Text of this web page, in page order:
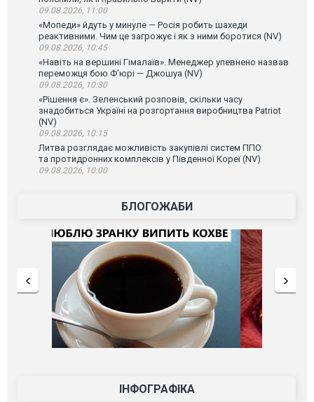
09.08.2026, 11:00
«Мопеди» йдуть у минуле — Росія робить шахеди
реактивними. Чим це загрожує і як з ними боротися (NV)
09.08.2026, 10:45
«Навіть на вершині Гімалаїв». Менеджер упевнено назвав
переможця бою Ф’юрі — Джошуа (NV)
09.08.2026, 10:30
«Рішення є». Зеленський розповів, скільки часу
знадобиться Україні на розгортання виробництва Patriot
(NV)
09.08.2026, 10:15
Литва розглядає можливість закупівлі систем ППО
та протидронних комплексів у Південної Кореї (NV)
09.08.2026, 10:00
БЛОГОЖАБИ
ІНФОГРАФІКА